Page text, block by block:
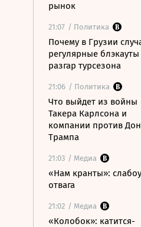
рынок
21:07 / Политика
Почему в Грузии
регулярные блэкауты
разгар турсезона
21:06 / Политика
Что выйдет из войны
Такера Карлсона и
компании против
Трампа
21:03 / Медиа
«Нам кранты»:
отвага
21:02 / Медиа
«Колобок»: катится-